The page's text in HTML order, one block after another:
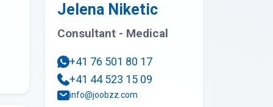
Jelena Niketic
Consultant - Medical
+41 76 501 80 17
+41 44 523 15 09
info@joobzz.com